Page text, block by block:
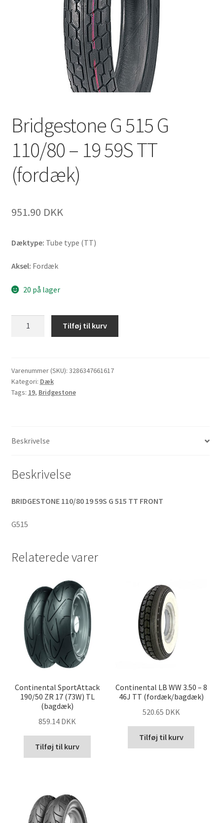
Bridgestone G 515 G
110/80 – 19 59S TT
(fordæk)
951.90 DKK
Dæktype: Tube type (TT)
Aksel: Fordæk
20 på lager
110/80
-
19
antal
Tilføj til kurv
Varenummer (SKU): 3286347661617
Kategori: Dæk
Tags: 19, Bridgestone
Beskrivelse
Beskrivelse
BRIDGESTONE 110/80 19 59S G 515 TT FRONT
G515
Relaterede varer
Continental SportAttack
190/50 ZR 17 (73W) TL
(bagdæk)
859.14 DKK
Tilføj til kurv
Continental LB WW 3.50 – 8
46J TT (fordæk/bagdæk)
520.65 DKK
Tilføj til kurv